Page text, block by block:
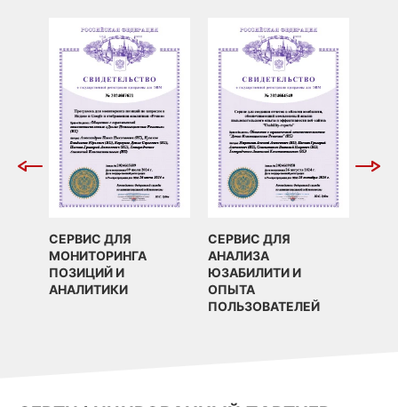
СЕРВИС ДЛЯ
МОНИТОРИНГА
ПОЗИЦИЙ И
АНАЛИТИКИ
СЕРВИС ДЛЯ
АНАЛИЗА
ЮЗАБИЛИТИ И
ОПЫТА
ПОЛЬЗОВАТЕЛЕЙ